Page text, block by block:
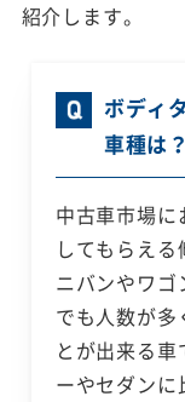
紹介します。
ボディ
車種は？
中古車市場に
してもらえ
ニバンやワ
でも人数が
とが出来る
ーやセダン